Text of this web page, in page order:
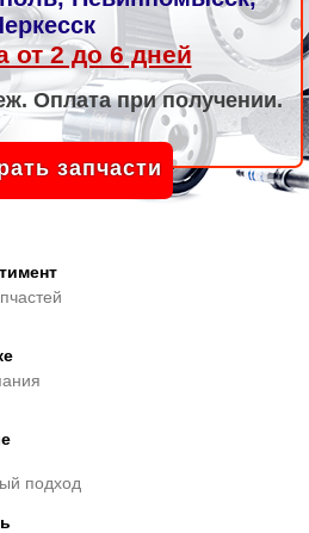
от 2 до 6 дней
Оплата при получении.
запчасти
подход